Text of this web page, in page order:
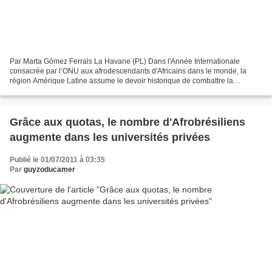
Par Marta Gómez Ferrals La Havane (PL) Dans l'Année Internationale
consacrée par l’ONU aux afrodescendants d'Africains dans le monde, la
région Amérique Latine assume le devoir historique de combattre la
Grâce aux quotas, le nombre d'Afrobrésiliens
augmente dans les universités privées
Publié le 01/07/2011 à 03:35
Par guyzoducamer